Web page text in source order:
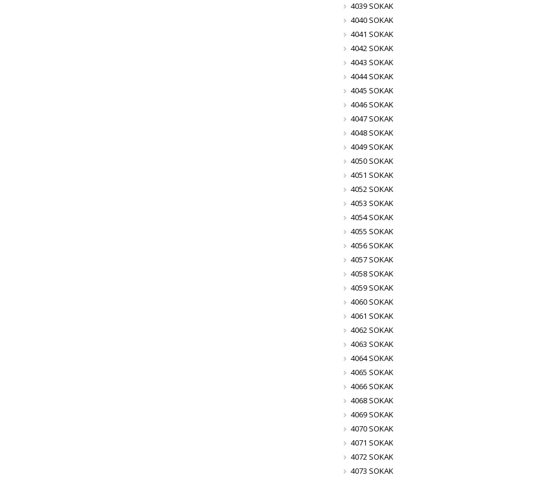
4039 SOKAK
4040 SOKAK
4041 SOKAK
4042 SOKAK
4043 SOKAK
4044 SOKAK
4045 SOKAK
4046 SOKAK
4047 SOKAK
4048 SOKAK
4049 SOKAK
4050 SOKAK
4051 SOKAK
4052 SOKAK
4053 SOKAK
4054 SOKAK
4055 SOKAK
4056 SOKAK
4057 SOKAK
4058 SOKAK
4059 SOKAK
4060 SOKAK
4061 SOKAK
4062 SOKAK
4063 SOKAK
4064 SOKAK
4065 SOKAK
4066 SOKAK
4068 SOKAK
4069 SOKAK
4070 SOKAK
4071 SOKAK
4072 SOKAK
4073 SOKAK